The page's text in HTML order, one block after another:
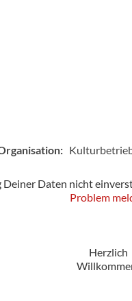
Daten nicht
Problem
Herzlich